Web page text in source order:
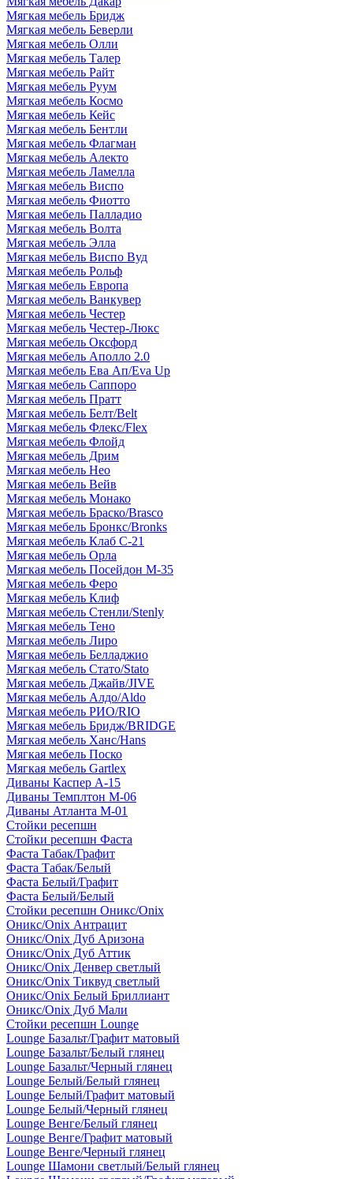
Мягкая мебель Бридж
Мягкая мебель Беверли
Мягкая мебель Олли
Мягкая мебель Талер
Мягкая мебель Райт
Мягкая мебель Руум
Мягкая мебель Космо
Мягкая мебель Кейс
Мягкая мебель Бентли
Мягкая мебель Флагман
Мягкая мебель Алекто
Мягкая мебель Ламелла
Мягкая мебель Виспо
Мягкая мебель Фиотто
Мягкая мебель Палладио
Мягкая мебель Волта
Мягкая мебель Элла
Мягкая мебель Виспо Вуд
Мягкая мебель Рольф
Мягкая мебель Европа
Мягкая мебель Ванкувер
Мягкая мебель Честер
Мягкая мебель Честер-Люкс
Мягкая мебель Оксфорд
Мягкая мебель Аполло 2.0
Мягкая мебель Ева Ап/Eva Up
Мягкая мебель Саппоро
Мягкая мебель Пратт
Мягкая мебель Белт/Belt
Мягкая мебель Флекс/Flex
Мягкая мебель Флойд
Мягкая мебель Дрим
Мягкая мебель Нео
Мягкая мебель Вейв
Мягкая мебель Монако
Мягкая мебель Браско/Brasco
Мягкая мебель Бронкс/Bronks
Мягкая мебель Клаб С-21
Мягкая мебель Орла
Мягкая мебель Посейдон М-35
Мягкая мебель Феро
Мягкая мебель Клиф
Мягкая мебель Стенли/Stenly
Мягкая мебель Тено
Мягкая мебель Лиро
Мягкая мебель Белладжио
Мягкая мебель Стато/Stato
Мягкая мебель Джайв/JIVE
Мягкая мебель Алдо/Aldo
Мягкая мебель РИО/RIO
Мягкая мебель Бридж/BRIDGE
Мягкая мебель Ханс/Hans
Мягкая мебель Поско
Мягкая мебель Gartlex
Диваны Каспер А-15
Диваны Темплтон М-06
Диваны Атланта М-01
Стойки ресепшн
Стойки ресепшн Фаста
Фаста Табак/Графит
Фаста Табак/Белый
Фаста Белый/Графит
Фаста Белый/Белый
Стойки ресепшн Оникс/Onix
Оникс/Onix Антрацит
Оникс/Onix Дуб Аризона
Оникс/Onix Дуб Аттик
Оникс/Onix Денвер светлый
Оникс/Onix Тиквуд светлый
Оникс/Onix Белый Бриллиант
Оникс/Onix Дуб Мали
Стойки ресепшн Lounge
Lounge Базальт/Графит матовый
Lounge Базальт/Белый глянец
Lounge Базальт/Черный глянец
Lounge Белый/Белый глянец
Lounge Белый/Графит матовый
Lounge Белый/Черный глянец
Lounge Венге/Белый глянец
Lounge Венге/Графит матовый
Lounge Венге/Черный глянец
Lounge Шамони светлый/Белый глянец